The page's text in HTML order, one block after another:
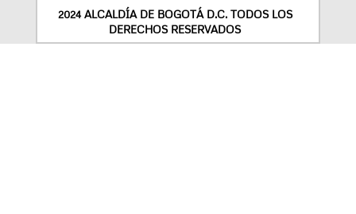
2024 ALCALDÍA DE BOGOTÁ D.C. TODOS LOS
DERECHOS RESERVADOS